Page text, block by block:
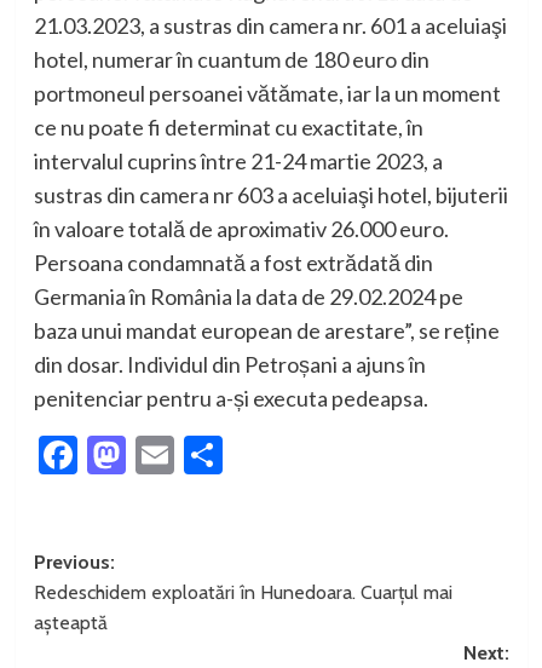
21.03.2023, a sustras din camera nr. 601 a aceluiaşi
hotel, numerar în cuantum de 180 euro din
portmoneul persoanei vătămate, iar la un moment
ce nu poate fi determinat cu exactitate, în
intervalul cuprins între 21-24 martie 2023, a
sustras din camera nr 603 a aceluiaşi hotel, bijuterii
în valoare totală de aproximativ 26.000 euro.
Persoana condamnată a fost extrădată din
Germania în România la data de 29.02.2024 pe
baza unui mandat european de arestare”, se reține
din dosar. Individul din Petroșani a ajuns în
penitenciar pentru a-și executa pedeapsa.
Facebook
Mastodon
EmailPartajează
Post
navigation
Previous:
Redeschidem exploatări în Hunedoara. Cuarțul mai
așteaptă
Next: